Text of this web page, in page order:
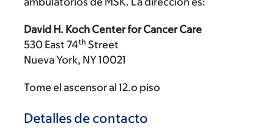
David H. Koch Center for Cancer Care
530 East 74th Street
Nueva York, NY 10021
Tome el ascensor al 12.o piso
Detalles de contacto